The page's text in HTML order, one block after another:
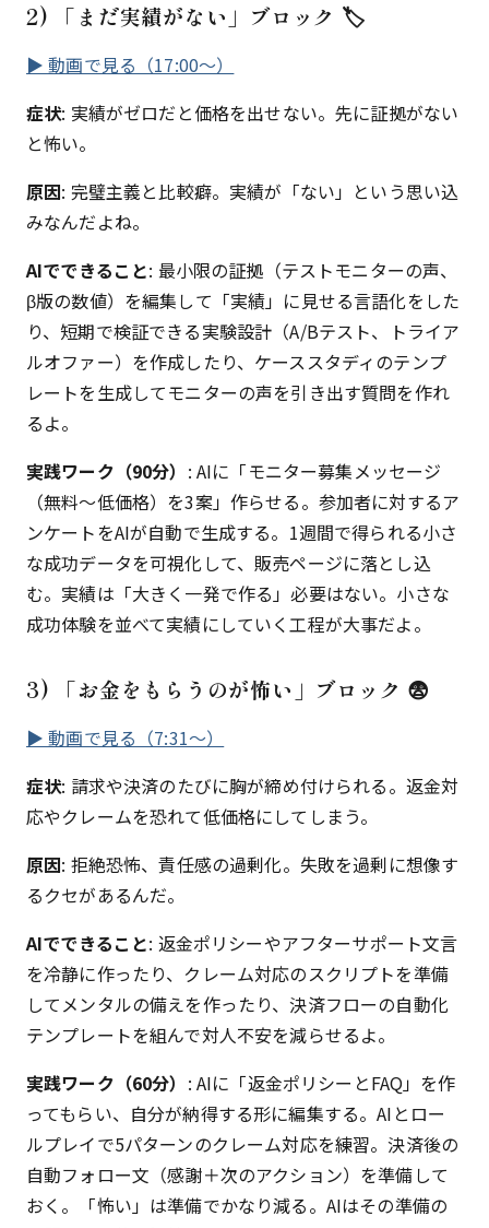
2) 「まだ実績がない」ブロック 🏷️
▶ 動画で見る（17:00〜）
症状: 実績がゼロだと価格を出せない。先に証拠がない
と怖い。
原因: 完璧主義と比較癖。実績が「ない」という思い込
みなんだよね。
AIでできること: 最小限の証拠（テストモニターの声、
β版の数値）を編集して「実績」に見せる言語化をした
り、短期で検証できる実験設計（A/Bテスト、トライア
ルオファー）を作成したり、ケーススタディのテンプ
レートを生成してモニターの声を引き出す質問を作れ
るよ。
実践ワーク（90分） : AIに「モニター募集メッセージ
（無料〜低価格）を3案」作らせる。参加者に対するア
ンケートをAIが自動で生成する。1週間で得られる小さ
な成功データを可視化して、販売ページに落とし込
む。実績は「大きく一発で作る」必要はない。小さな
成功体験を並べて実績にしていく工程が大事だよ。
3) 「お金をもらうのが怖い」ブロック 😨
▶ 動画で見る（7:31〜）
症状: 請求や決済のたびに胸が締め付けられる。返金対
応やクレームを恐れて低価格にしてしまう。
原因: 拒絶恐怖、責任感の過剰化。失敗を過剰に想像す
るクセがあるんだ。
AIでできること: 返金ポリシーやアフターサポート文言
を冷静に作ったり、クレーム対応のスクリプトを準備
してメンタルの備えを作ったり、決済フローの自動化
テンプレートを組んで対人不安を減らせるよ。
実践ワーク（60分） : AIに「返金ポリシーとFAQ」を作
ってもらい、自分が納得する形に編集する。AIとロー
ルプレイで5パターンのクレーム対応を練習。決済後の
自動フォロー文（感謝＋次のアクション）を準備して
おく。「怖い」は準備でかなり減る。AIはその準備の